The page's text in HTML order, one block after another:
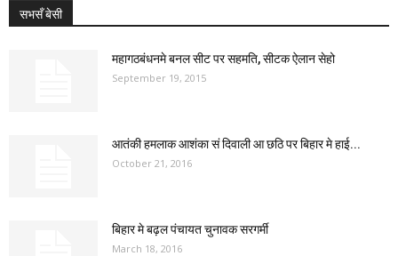
सभसँ बेसी
महागठबंधनमे बनल सीट पर सहमति, सीटक ऐलान सेहो
September 19, 2015
आतंकी हमलाक आशंका सं दिवाली आ छठि पर बिहार मे हाई...
October 21, 2016
बिहार मे बढ़ल पंचायत चुनावक सरगर्मी
March 18, 2016